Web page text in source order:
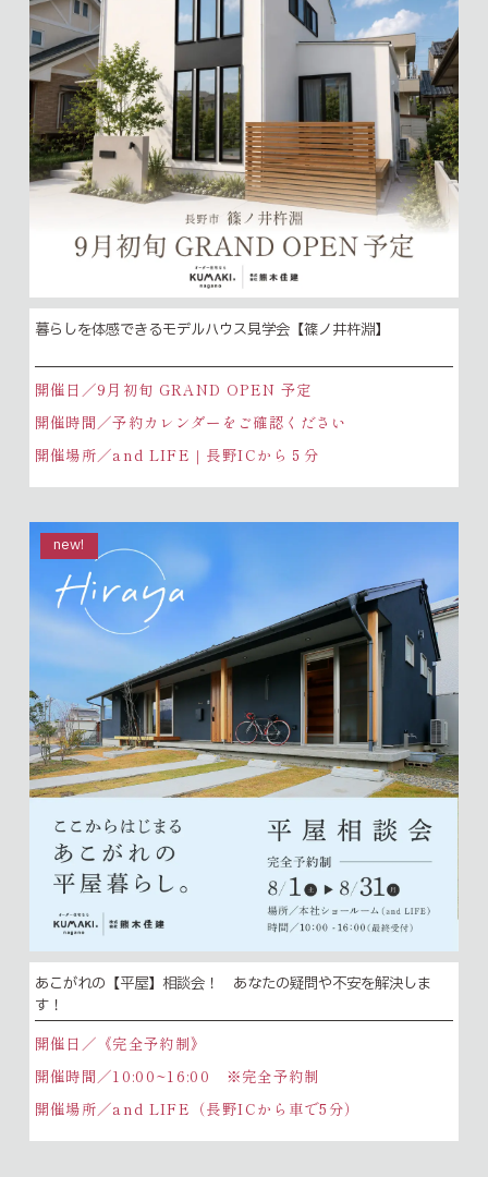
暮らしを体感できるモデルハウス見学会【篠ノ井杵淵】
開催日／9月初旬 GRAND OPEN 予定
開催時間／予約カレンダーをご確認ください
開催場所／and LIFE｜長野ICから５分
new!
あこがれの【平屋】相談会！ あなたの疑問や不安を解決しま
す！
開催日／《完全予約制》
開催時間／10:00~16:00 ※完全予約制
開催場所／and LIFE（長野ICから車で5分）